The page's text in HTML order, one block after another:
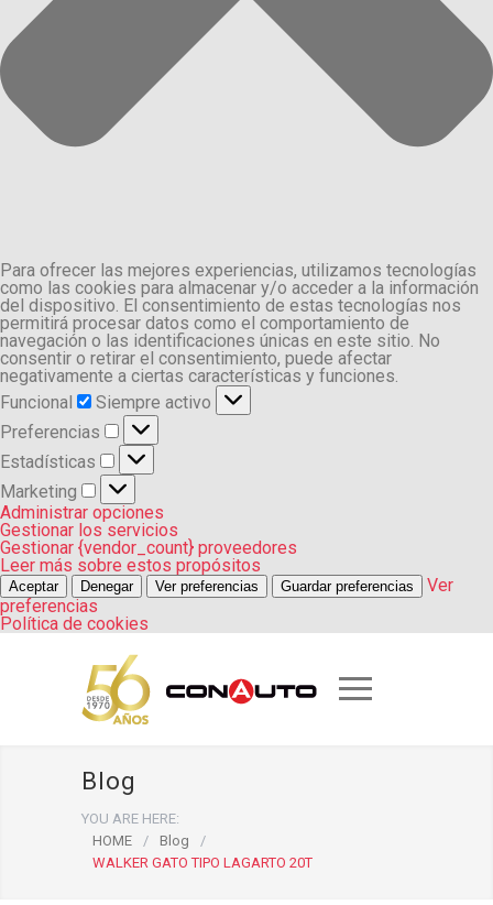
Para ofrecer las mejores experiencias, utilizamos tecnologías
como las cookies para almacenar y/o acceder a la información
del dispositivo. El consentimiento de estas tecnologías nos
permitirá procesar datos como el comportamiento de
navegación o las identificaciones únicas en este sitio. No
consentir o retirar el consentimiento, puede afectar
negativamente a ciertas características y funciones.
Funcional
Funcional
Siempre activo
Preferencias
Preferencias
Estadísticas
Estadísticas
Marketing
Marketing
Administrar opciones
Gestionar los servicios
Gestionar {vendor_count} proveedores
Leer más sobre estos propósitos
Aceptar Denegar Ver preferencias Guardar preferencias
Ver
preferencias
Política de cookies
Blog
YOU ARE HERE:
HOME
/ Blog
/
WALKER GATO TIPO LAGARTO 20T